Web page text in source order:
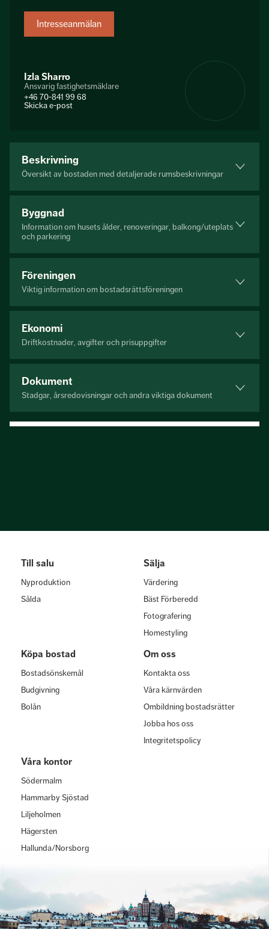
Intresseanmälan
Izla Sharro
Ansvarig fastighetsmäklare
+46 70-841 99 68
Skicka e-post
Beskrivning
Översikt av bostaden med detaljerade rumsbeskrivningar
Byggnad
Information om husets ålder, renoveringar, balkong/uteplats
och parkering
Föreningen
Viktig information om bostadsrättsföreningen
Ekonomi
Driftkostnader, avgifter och prisuppgifter
Dokument
Stadgar, årsredovisningar och andra viktiga dokument
Till salu
Nyproduktion
Sålda
Sälja
Värdering
Bäst Förberedd
Fotografering
Homestyling
Köpa bostad
Bostadsönskemål
Budgivning
Bolån
Om oss
Kontakta oss
Våra kärnvärden
Ombildning bostadsrätter
Jobba hos oss
Integritetspolicy
Våra kontor
Södermalm
Hammarby Sjöstad
Liljeholmen
Hägersten
Hallunda/Norsborg